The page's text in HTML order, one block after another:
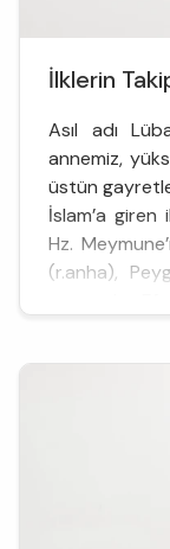
İlklerin
Asıl adı
annemiz,
üstün
İslam’a giren
Hz.
(r.anha),